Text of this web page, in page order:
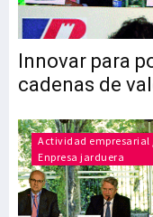
Innovar para
cadenas de
Actividad empresarial
Enpresa jarduera